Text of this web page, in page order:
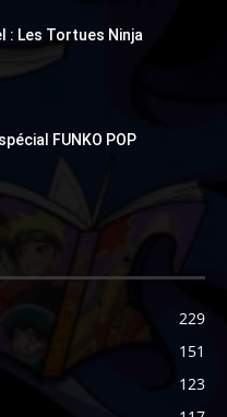
: Les Tortues Ninja
FUNKO POP
229
151
123